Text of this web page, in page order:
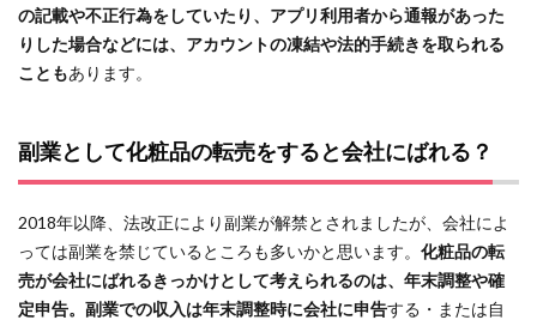
の記載や不正行為をしていたり、アプリ利用者から通報があった
りした場合などには、アカウントの凍結や法的手続きを取られる
こともあります。
副業として化粧品の転売をすると会社にばれる？
2018年以降、法改正により副業が解禁とされましたが、会社によ
っては副業を禁じているところも多いかと思います。 化粧品の転
売が会社にばれるきっかけとして考えられるのは、年末調整や確
定申告。副業での収入は年末調整時に会社に申告する・または自